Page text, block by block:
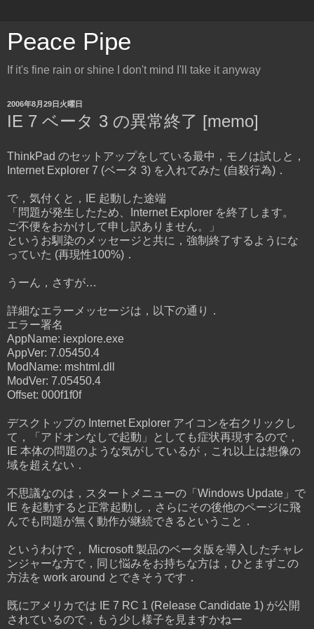
Peace Pipe
If it's fine rain or shine I don't mind I'll take it anyway
2006年8月29日火曜日
IE 7 ベータ 3 の異常終了 [memo]
ThinkPad のセットアップをしている最中，モノは試しと，
Internet Explorer 7 (ベータ 3) を入れてみた (自殺行為)．
で，気付くと，IE 起動した途端
「問題が発生したため、Internet Explorer を終了します。
ご不便をおかけして申し訳ありません。」
というお馴染のメッセージと共に，強制終了するようにな
っていた (再現性100%)．
うーん，さすが…
詳細なエラーメッセージは，以下の通り．
エラー署名
AppName: iexplore.exe
AppVer: 7.05450.4
ModName: mshtml.dll
ModVer: 7.05450.4
Offset: 000f1f0f
デスクトップの Internet Explorer アイコンを右クリックし
て，「アドオンなしで起動」としても症状再現するので，
IE 本体の問題のような気がしているが，これ以上は想像の
域を超えない．
不思議なのは，スタートメニューの「Windows Update」で
IE を起動すると正常起動し，さらにその後他のページに飛
んでも問題が無く動作が継続できるということ．
というわけで， Microsoft 製品のベータ版を導入したチャレ
ンジャーな方で，同じ悩みをお持ちな方は，ひとまずこの
方法を work around とできそうです．
既にアメリカでは IE 7 RC 1 (Release Candidate 1) が公開
されているので，もう少し様子を見ますかねー